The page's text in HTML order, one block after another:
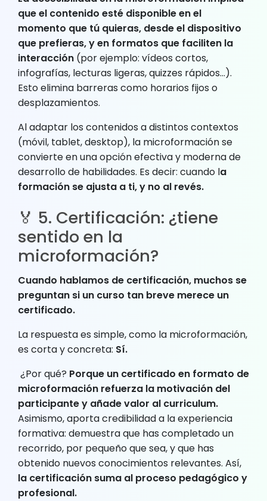
que el contenido esté disponible en el
momento que tú quieras, desde el dispositivo
que prefieras, y en formatos que faciliten la
interacción (por ejemplo: vídeos cortos,
infografías, lecturas ligeras, quizzes rápidos…).
Esto elimina barreras como horarios fijos o
desplazamientos.
Al adaptar los contenidos a distintos contextos
(móvil, tablet, desktop), la microformación se
convierte en una opción efectiva y moderna de
desarrollo de habilidades. Es decir: cuando la
formación se ajusta a ti, y no al revés.
🏅 5. Certificación: ¿tiene
sentido en la
microformación?
Cuando hablamos de certificación, muchos se
preguntan si un curso tan breve merece un
certificado.
La respuesta es simple, como la microformación,
es corta y concreta: Sí.
¿Por qué? Porque un certificado en formato de
microformación refuerza la motivación del
participante y añade valor al curriculum.
Asimismo, aporta credibilidad a la experiencia
formativa: demuestra que has completado un
recorrido, por pequeño que sea, y que has
obtenido nuevos conocimientos relevantes. Así,
la certificación suma al proceso pedagógico y
profesional.